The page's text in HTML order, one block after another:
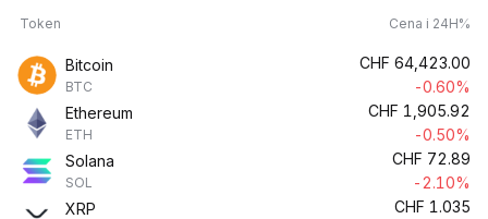
Token Cena i 24H%
Bitcoin
BTC
CHF 64,423.00
-0.60%
Ethereum
ETH
CHF 1,905.92
-0.50%
Solana
SOL
CHF 72.89
-2.10%
XRP
CHF 1.035